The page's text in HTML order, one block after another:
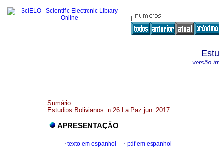
versão
Sumário
Estudios Bolivianos n.26 La Paz jun. 2017
APRESENTAÇÃO
· texto em espanhol · pdf em espanhol